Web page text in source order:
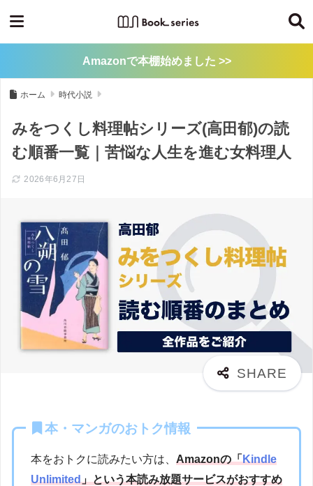
Amazonで本棚始めました >>
ホーム 時代小説
みをつくし料理帖シリーズ(高田郁)の読
む順番一覧｜苦悩な人生を進む女料理人
2026年6月27日
本・マンガのおトク情報
本をおトクに読みたい方は、 Amazonの「Kindle
Unlimited」という本読み放題サービスがおすすめ